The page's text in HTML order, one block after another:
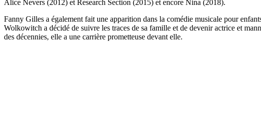
Alice Nevers (2012) et Research Section (2015) et encore Nina (2018).
Fanny Gilles a également fait une apparition dans la comédie musicale pour
Wolkowitch a décidé de suivre les traces de sa famille et de devenir actrice et
des décennies, elle a une carrière prometteuse devant elle.